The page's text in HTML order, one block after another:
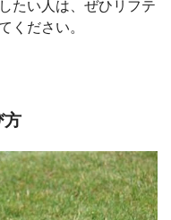
たい人は、ぜひリフテ
ください。
方